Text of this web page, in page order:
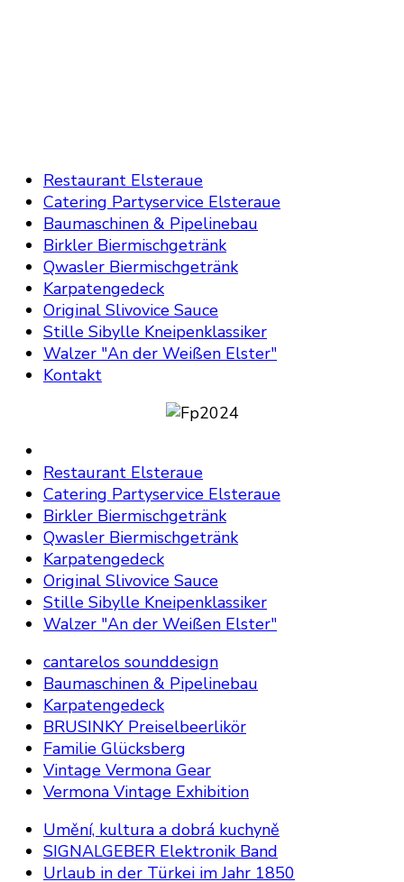
Restaurant Elsteraue
Catering Partyservice Elsteraue
Baumaschinen & Pipelinebau
Birkler Biermischgetränk
Qwasler Biermischgetränk
Karpatengedeck
Original Slivovice Sauce
Stille Sibylle Kneipenklassiker
Walzer "An der Weißen Elster"
Kontakt
Restaurant Elsteraue
Catering Partyservice Elsteraue
Birkler Biermischgetränk
Qwasler Biermischgetränk
Karpatengedeck
Original Slivovice Sauce
Stille Sibylle Kneipenklassiker
Walzer "An der Weißen Elster"
cantarelos sounddesign
Baumaschinen & Pipelinebau
Karpatengedeck
BRUSINKY Preiselbeerlikör
Familie Glücksberg
Vintage Vermona Gear
Vermona Vintage Exhibition
Umění, kultura a dobrá kuchyně
SIGNALGEBER Elektronik Band
Urlaub in der Türkei im Jahr 1850